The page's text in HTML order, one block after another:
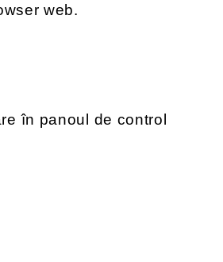
web.
în panoul de control